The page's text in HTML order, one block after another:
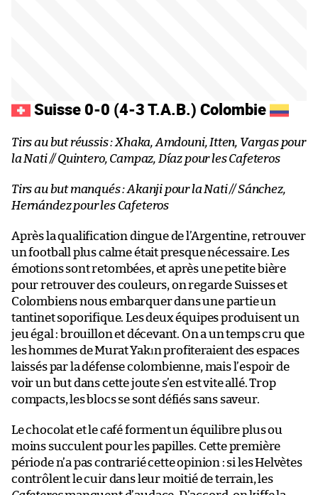
Suisse 0-0 (4-3 T.A.B.) Colombie
Tirs au but réussis : Xhaka, Amdouni, Itten, Vargas pour
la Nati // Quintero, Campaz, Díaz pour les Cafeteros
Tirs au but manqués : Akanji pour la Nati // Sánchez,
Hernández pour les Cafeteros
Après la qualification dingue de l’Argentine, retrouver
un football plus calme était presque nécessaire. Les
émotions sont retombées, et après une petite bière
pour retrouver des couleurs, on regarde Suisses et
Colombiens nous embarquer dans une partie un
tantinet soporifique. Les deux équipes produisent un
jeu égal : brouillon et décevant. On a un temps cru que
les hommes de Murat Yakın profiteraient des espaces
laissés par la défense colombienne, mais l’espoir de
voir un but dans cette joute s’en est vite allé. Trop
compacts, les blocs se sont défiés sans saveur.
Le chocolat et le café forment un équilibre plus ou
moins succulent pour les papilles. Cette première
période n’a pas contrarié cette opinion : si les Helvètes
contrôlent le cuir dans leur moitié de terrain, les